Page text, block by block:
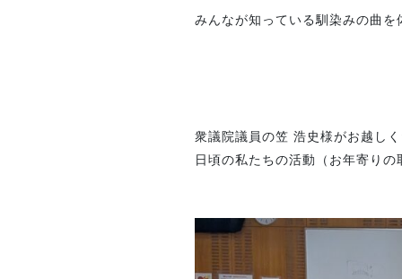
みんなが知っている馴染みの曲
衆議院議員の笠 浩史様がお越し
日頃の私たちの活動（お年寄り